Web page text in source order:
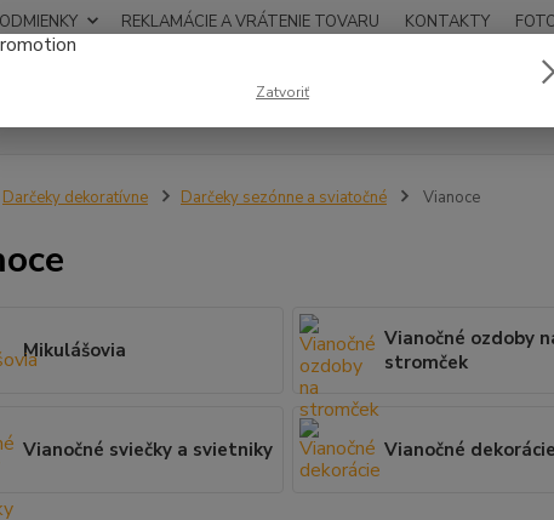
REKLAMÁCIE A VRÁTENIE TOVARU KONTAKTY
Hľadať
Darčeky dekoratívne Darčeky sezónne a sviatočné Vianoce
Mikulášovia
Vianočné ozdoby
stromček
Vianočné sviečky a svietniky Vianočné
Zatvoriť